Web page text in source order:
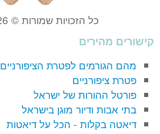
כל הזכויות שמורות © 2008-2026
קישורים מהירים
מהם הגורמים לפטרת הציפורניים
פטרת ציפורניים
פורטל ההורות של ישראל
בתי אבות ודיור מוגן בישראל
דיאטה בקלות - הכל על דיאטות